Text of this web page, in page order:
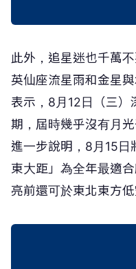
此外，追星迷也千萬
英仙座流星雨和金星
表示，8月12日（三）
期，屆時幾乎沒有月
進一步說明，8月15日
東大距」為全年最適
亮前還可於東北東方